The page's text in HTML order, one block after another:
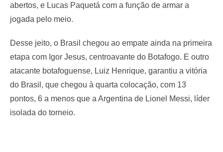
abertos, e Lucas Paquetá com a função de armar a
jogada pelo meio.
Desse jeito, o Brasil chegou ao empate ainda na primeira
etapa com Igor Jesus, centroavante do Botafogo. E outro
atacante botafoguense, Luiz Henrique, garantiu a vitória
do Brasil, que chegou à quarta colocação, com 13
pontos, 6 a menos que a Argentina de Lionel Messi, líder
isolada do torneio.